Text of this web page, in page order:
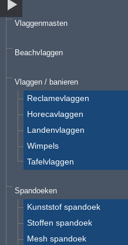
Vlaggenmasten
Beachvlaggen
Vlaggen / banieren
Reclamevlaggen
Horecavlaggen
Landenvlaggen
Wimpels
Tafelvlaggen
Spandoeken
Kunststof spandoek
Stoffen spandoek
Mesh spandoek